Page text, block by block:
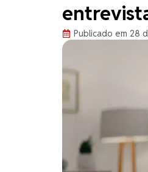
Publicado em 28